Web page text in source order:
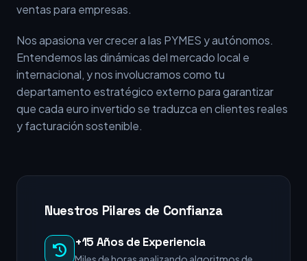
ventas para empresas.
Nos apasiona ver crecer a las PYMES y autónomos.
Entendemos las dinámicas del mercado local e
internacional, y nos involucramos como tu
departamento estratégico externo para garantizar
que cada euro invertido se traduzca en clientes reales
y facturación sostenible.
Nuestros Pilares de Confianza
+15 Años de Experiencia